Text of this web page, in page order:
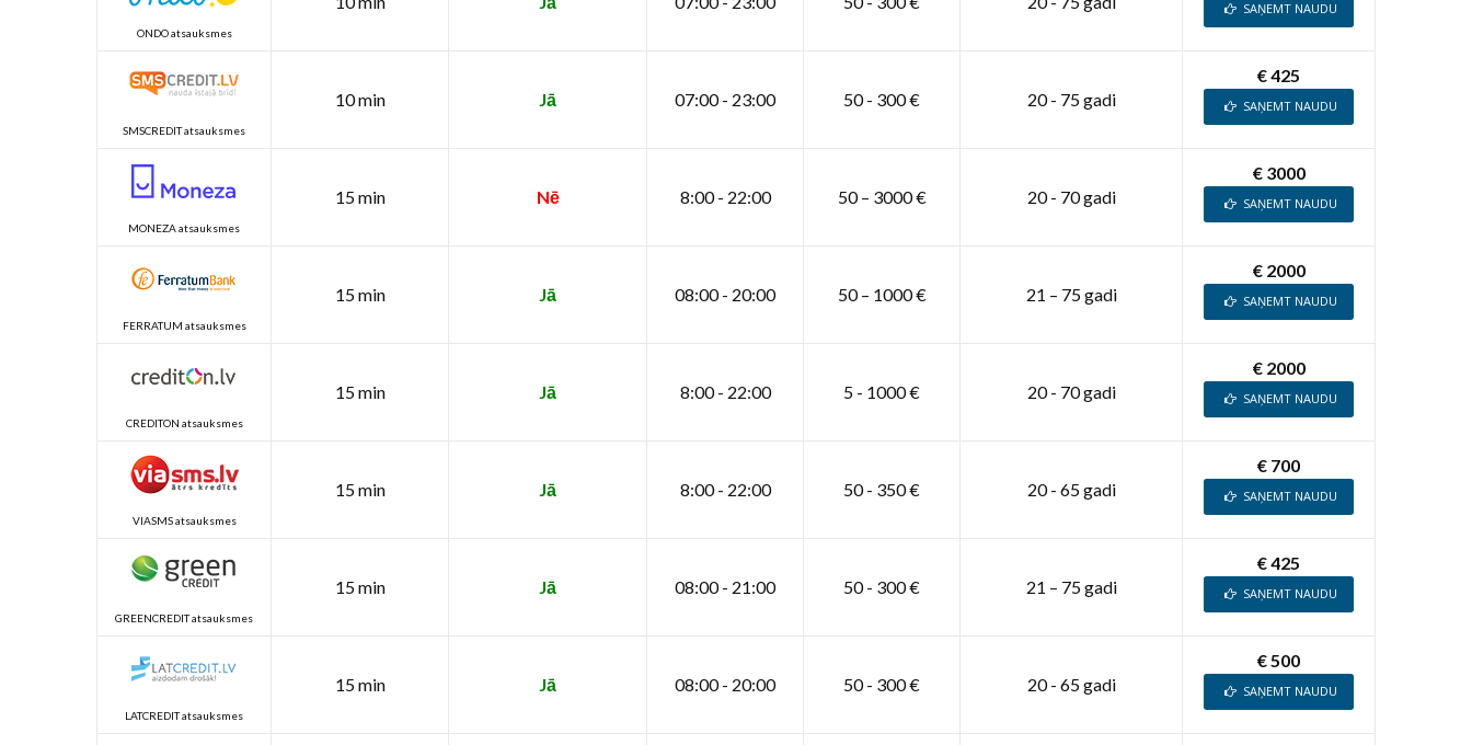
ONDO atsauksmes
SAŅEMT NAUDU
SMSCREDIT atsauksmes
10 min Jā 07:00 - 23:00 50 - 300 € 20 - 75 gadi
€ 425
SAŅEMT NAUDU
MONEZA atsauksmes
15 min Nē 8:00 - 22:00 50 – 3000 € 20 - 70 gadi
€ 3000
SAŅEMT NAUDU
FERRATUM atsauksmes
15 min Jā 08:00 - 20:00 50 – 1000 € 21 – 75 gadi
€ 2000
SAŅEMT NAUDU
CREDITON atsauksmes
15 min Jā 8:00 - 22:00 5 - 1000 € 20 - 70 gadi
€ 2000
SAŅEMT NAUDU
VIASMS atsauksmes
15 min Jā 8:00 - 22:00 50 - 350 € 20 - 65 gadi
€ 700
SAŅEMT NAUDU
GREENCREDIT atsauksmes
15 min Jā 08:00 - 21:00 50 - 300 € 21 – 75 gadi
€ 425
SAŅEMT NAUDU
LATCREDIT atsauksmes
15 min Jā 08:00 - 20:00 50 - 300 € 20 - 65 gadi
€ 500
SAŅEMT NAUDU